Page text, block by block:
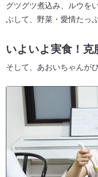
グツグツ煮込み、ルウを
ぶして、野菜・愛情たっ
いよいよ実食！克
そして、あおいちゃんが